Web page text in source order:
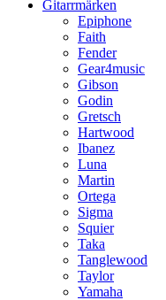
Gitarrmärken
Epiphone
Faith
Fender
Gear4music
Gibson
Godin
Gretsch
Hartwood
Ibanez
Luna
Martin
Ortega
Sigma
Squier
Taka
Tanglewood
Taylor
Yamaha